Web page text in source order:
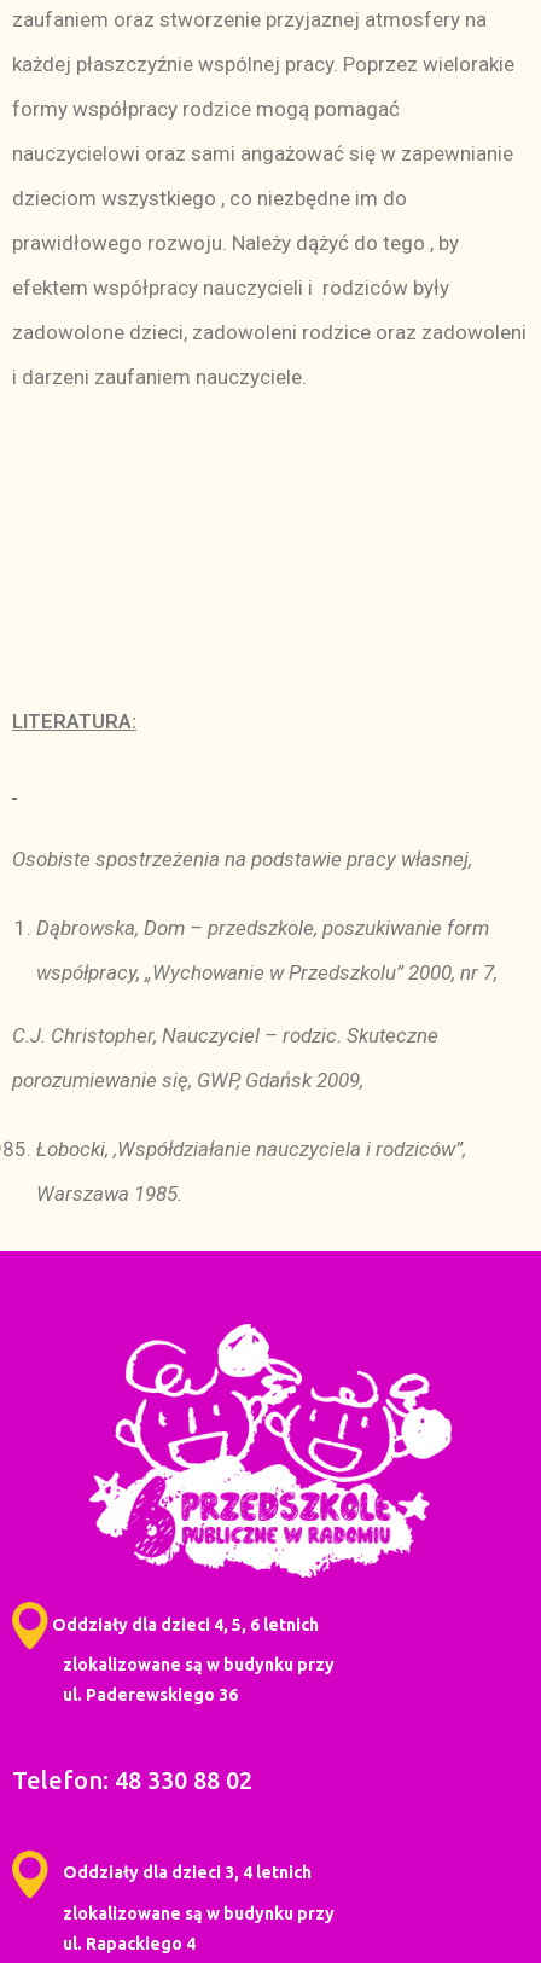
zaufaniem oraz stworzenie przyjaznej atmosfery na
każdej płaszczyźnie wspólnej pracy. Poprzez wielorakie
formy współpracy rodzice mogą pomagać
nauczycielowi oraz sami angażować się w zapewnianie
dzieciom wszystkiego , co niezbędne im do
prawidłowego rozwoju. Należy dążyć do tego , by
efektem współpracy nauczycieli i rodziców były
zadowolone dzieci, zadowoleni rodzice oraz zadowoleni
i darzeni zaufaniem nauczyciele.
LITERATURA:
Osobiste spostrzeżenia na podstawie pracy własnej,
Dąbrowska, Dom – przedszkole, poszukiwanie form
współpracy, „Wychowanie w Przedszkolu” 2000, nr 7,
C.J. Christopher, Nauczyciel – rodzic. Skuteczne
porozumiewanie się, GWP, Gdańsk 2009,
Łobocki, ,Współdziałanie nauczyciela i rodziców”,
Warszawa 1985.
Oddziały dla dzieci 4, 5, 6 letnich
zlokalizowane są w budynku przy
ul. Paderewskiego 36
Telefon: 48 330 88 02
Oddziały dla dzieci 3, 4 letnich
zlokalizowane są w budynku przy
ul. Rapackiego 4